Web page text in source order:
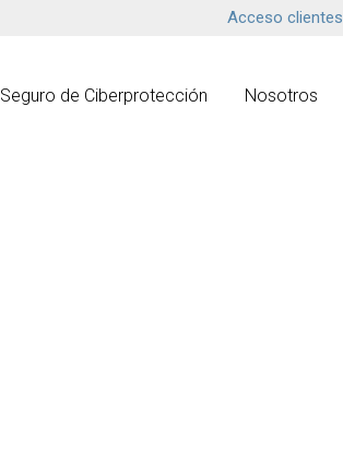
Acceso clientes
Seguro de Ciberprotección Nosotros